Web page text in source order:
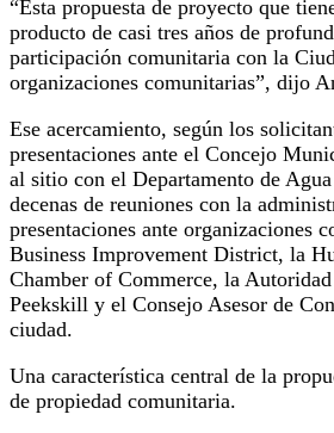
“Esta propuesta de proyecto que
producto de casi tres años de
participación comunitaria con la
organizaciones comunitarias”, dijo
Ese acercamiento, según los
presentaciones ante el Concejo
al sitio con el Departamento de
decenas de reuniones con la
presentaciones ante organizaciones
Business Improvement District, la
Chamber of Commerce, la
Peekskill y el Consejo Asesor de
ciudad.
Una característica central de la
de propiedad comunitaria.